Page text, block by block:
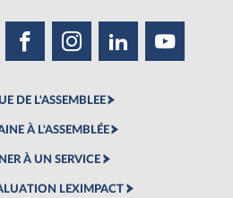
DE L'ASSEMBLEE
À L'ASSEMBLÉE
À UN SERVICE
LEXIMPACT